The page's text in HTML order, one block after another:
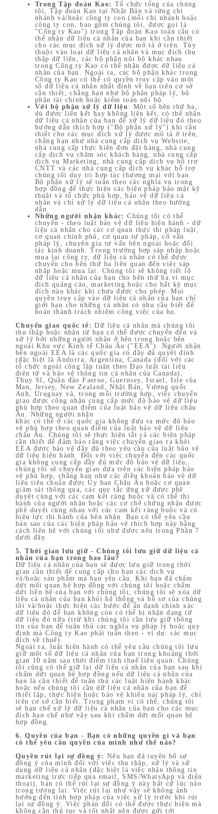
Trong Tập đoàn Kao: Tổ chức tổng của chúng
tôi, Tập đoàn Kao tại Nhật Bản và từng chi
nhánh và/hoặc công ty con (mỗi chi nhánh hoặc
công ty con, bao gồm chúng tôi, được gọi là
"Công ty Kao") trong Tập đoàn Kao toàn cầu có
thể nhận dữ liệu cá nhân của bạn khi cần thiết
cho các mục đích xử lý được mô tả ở trên. Tùy
thuộc vào loại dữ liệu cá nhân và mục đích thu
thập dữ liệu, các bộ phận nội bộ khác nhau
trong Công ty Kao có thể nhận được dữ liệu cá
nhân của bạn. Ngoài ra, các bộ phận khác trong
Công ty Kao có thể có quyền truy cập vào một
số dữ liệu cá nhân nhất định về bạn trên cơ sở
cần thiết, chẳng hạn như bộ phận pháp lý, bộ
phận tài chính hoặc kiểm toán nội bộ.
Với bộ phận xử lý dữ liệu: Một số bên thứ ba,
dù được liên kết hay không liên kết, có thể nhận
dữ liệu cá nhân của bạn để xử lý dữ liệu đó theo
hướng dẫn thích hợp ("Bộ phận xử lý") khi cần
thiết cho các mục đích xử lý được mô tả ở trên,
chẳng hạn như nhà cung cấp dịch vụ Website,
nhà cung cấp thực hiện đơn đặt hàng, nhà cung
cấp dịch vụ chăm sóc khách hàng, nhà cung cấp
dịch vụ Marketing, nhà cung cấp dịch vụ hỗ trợ
CNTT và các nhà cung cấp dịch vụ khác hỗ trợ
chúng tôi duy trì hợp tác thương mại với bạn.
Bộ phận xử lý sẽ tuân theo các nghĩa vụ trong
hợp đồng để thực hiện các biện pháp bảo mật kỹ
thuật và tổ chức phù hợp, bảo vệ dữ liệu cá
nhân và chỉ xử lý dữ liệu cá nhân theo hướng
dẫn.
Những người nhận khác: Chúng tôi có thể
chuyển - theo luật bảo vệ dữ liệu hiện hành - dữ
liệu cá nhân cho các cơ quan thực thi pháp luật,
cơ quan chính phủ, cơ quan tư pháp, cố vấn
pháp lý, chuyên gia tư vấn bên ngoài hoặc đối
tác kinh doanh. Trong trường hợp sáp nhập hoặc
mua lại công ty, dữ liệu cá nhân có thể được
chuyển cho bên thứ ba liên quan đến việc sáp
nhập hoặc mua lại. Chúng tôi sẽ không tiết lộ
dữ liệu cá nhân của bạn cho bên thứ ba vì mục
đích quảng cáo, marketing hoặc cho bất kỳ mục
đích nào khác khi chưa được cho phép. Mọi
quyền truy cập vào dữ liệu cá nhân của bạn chỉ
giới hạn cho những cá nhân có nhu cầu biết để
hoàn thành trách nhiệm công việc của họ.
Chuyển giao quốc tế: Dữ liệu cá nhân mà chúng tôi
thu thập hoặc nhận từ bạn có thể được chuyển đến và
xử lý bởi những người nhận ở bên trong hoặc bên
ngoài Khu vực Kinh tế Châu Âu ("EEA"). Người nhận
bên ngoài EEA là các quốc gia có đầy đủ quyết định
(đặc biệt là Andorra, Argentina, Canada (đối với các
tổ chức ngoài công lập tuân theo Đạo luật tài liệu
điện tử và bảo vệ thông tin cá nhân của Canada),
Thụy Sĩ, Quần đảo Faeroe, Guernsey, Israel, Isle của
Man, Jersey, New Zealand, Nhật Bản, Vương quốc
Anh, Uruguay và, trong mỗi trường hợp, việc chuyển
giao được công nhận cung cấp mức độ bảo vệ dữ liệu
phù hợp theo quan điểm của luật bảo vệ dữ liệu châu
Âu. Những người nhận
khác có thể ở các quốc gia không đưa ra mức độ bảo
vệ phù hợp theo quan điểm của luật bảo vệ dữ liệu
châu Âu. Chúng tôi sẽ thực hiện tất cả các biện pháp
cần thiết để đảm bảo rằng việc chuyển giao ra khỏi
EEA được bảo vệ đầy đủ theo yêu cầu của luật bảo vệ
dữ liệu hiện hành. Đối với việc chuyển đến các quốc
gia không cung cấp đầy đủ mức độ bảo vệ dữ liệu,
chúng tôi sẽ chuyển giao dựa trên các biện pháp bảo
vệ phù hợp, chẳng hạn như các điều khoản bảo vệ dữ
liệu tiêu chuẩn được Ủy ban Châu Âu hoặc cơ quan
giám sát thông qua, các quy tắc ứng xử được phê
duyệt cùng với các cam kết ràng buộc và có thể thi
hành của người nhận hoặc các cơ chế chứng nhận được
phê duyệt cùng nhau với các cam kết ràng buộc và có
hiệu lực thi hành của bên nhận. Bạn có thể yêu cầu
bản sao của các biện pháp bảo vệ thích hợp này bằng
cách liên hệ với chúng tôi như được nêu trong Phần 7
dưới đây.
5. Thời gian lưu giữ - Chúng tôi lưu giữ dữ liệu cá
nhân của bạn trong bao lâu?
Dữ liệu cá nhân của bạn sẽ được lưu giữ trong thời
gian cần thiết để cung cấp cho bạn các dịch vụ
và/hoặc sản phẩm mà bạn yêu cầu. Khi bạn đã chấm
dứt mối quan hệ hợp đồng với chúng tôi hoặc chấm
dứt liên hệ của bạn với chúng tôi, chúng tôi sẽ xóa dữ
liệu cá nhân của bạn khỏi hệ thống và hồ sơ của chúng
tôi và/hoặc thực hiện các bước để ẩn danh chính xác
dữ liệu đó để bạn không còn có thể bị nhận dạng từ
dữ liệu đó nữa (trừ khi chúng tôi cần lưu giữ thông
tin của bạn để tuân thủ các nghĩa vụ pháp lý hoặc quy
định mà Công ty Kao phải tuân theo - ví dụ: các mục
đích về thuế).
Ngoài ra, luật hiện hành có thể yêu cầu chúng tôi lưu
giữ một số dữ liệu cá nhân của bạn trong khoảng thời
gian 10 năm sau thời điểm tính thuế liên quan. Chúng
tôi cũng có thể giữ lại dữ liệu cá nhân của bạn sau khi
chấm dứt quan hệ hợp đồng nếu dữ liệu cá nhân của
bạn là cần thiết để tuân thủ các luật hiện hành khác
hoặc nếu chúng tôi cần dữ liệu cá nhân của bạn để
thiết lập, thực hiện hoặc bảo vệ khiếu nại pháp lý, chỉ
trên cơ sở cần biết. Trong phạm vi có thể, chúng tôi
sẽ hạn chế xử lý dữ liệu cá nhân của bạn cho các mục
đích hạn chế như vậy sau khi chấm dứt mối quan hệ
hợp đồng.
6. Quyền của bạn - Bạn có những quyền gì và bạn
có thể yêu cầu quyền của mình như thế nào?
Quyền rút lại sự đồng ý: Nếu bạn đã tuyên bố sự
đồng ý của mình đối với việc thu thập, xử lý và sử
dụng dữ liệu cá nhân (đặc biệt là việc nhận thông tin
marketing trực tiếp qua email, SMS/WhatsApp và điện
thoại), bạn có thể rút lại sự đồng ý này bất cứ lúc nào
trong tương lai. Việc rút lại như vậy sẽ không ảnh
hưởng đến tính hợp pháp của việc xử lý trước khi rút
lại sự đồng ý. Việc phản đối có thể được thực hiện mà
không cần thủ tục và tốt nhất nên được gửi tới